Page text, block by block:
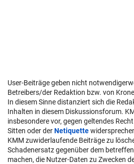
User-Beiträge geben nicht
Betreibers/der Redaktion bzw. von
In diesem Sinne distanziert sich die
Inhalten in diesem Diskussionsforum.
insbesondere vor, gegen geltendes
Sitten oder derNetiquette
KMM zuwiderlaufende Beiträge zu
Schadenersatz gegenüber dem
machen, die Nutzer-Daten zu Zwecken